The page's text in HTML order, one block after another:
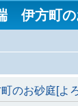
伊方町の
のお砂庭[よ